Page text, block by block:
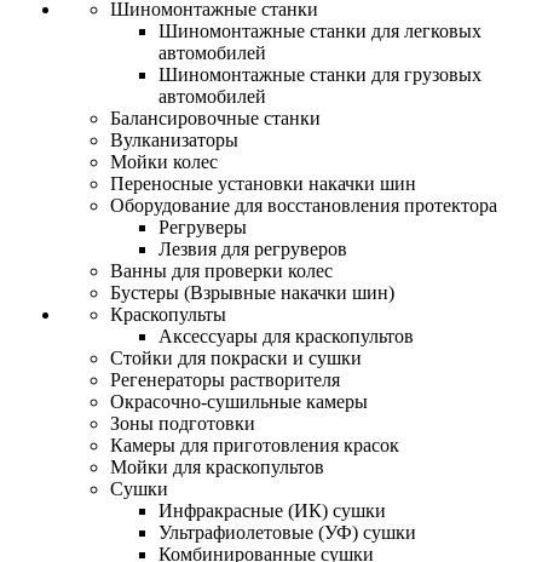
Шиномонтажные станки
Шиномонтажные станки для легковых
автомобилей
Шиномонтажные станки для грузовых
автомобилей
Балансировочные станки
Вулканизаторы
Мойки колес
Переносные установки накачки шин
Оборудование для восстановления протектора
Регруверы
Лезвия для регруверов
Ванны для проверки колес
Бустеры (Взрывные накачки шин)
Краскопульты
Аксессуары для краскопультов
Стойки для покраски и сушки
Регенераторы растворителя
Окрасочно-сушильные камеры
Зоны подготовки
Камеры для приготовления красок
Мойки для краскопультов
Сушки
Инфракрасные (ИК) сушки
Ультрафиолетовые (УФ) сушки
Комбинированные сушки